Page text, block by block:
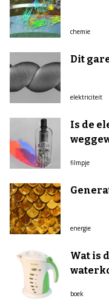
chemie
Dit
elektriciteit
Is de
filmpje
energie
Wat is
boek